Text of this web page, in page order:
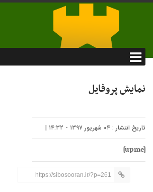
نمایش پروفایل
تاریخ انتشار : ۰۴ شهریور ۱۳۹۷ - ۱۴:۳۲ |
[upme]
https://sibosooran.ir/?p=261